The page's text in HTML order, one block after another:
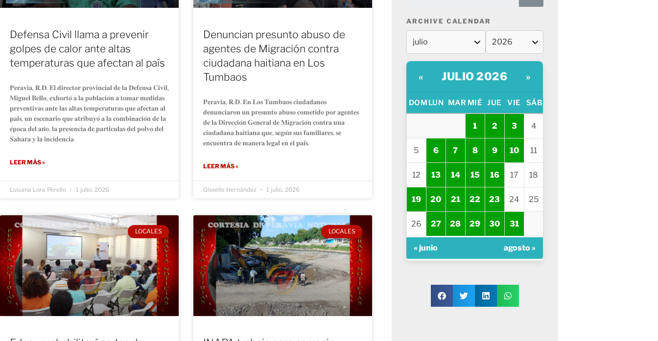
Defensa Civil llama a prevenir
golpes de calor ante altas
temperaturas que afectan al país
𝐏𝐞𝐫𝐚𝐯𝐢𝐚, 𝐑.𝐃. 𝐄𝐥 𝐝𝐢𝐫𝐞𝐜𝐭𝐨𝐫 𝐩𝐫𝐨𝐯𝐢𝐧𝐜𝐢𝐚𝐥 𝐝𝐞 𝐥𝐚 𝐃𝐞𝐟𝐞𝐧𝐬𝐚 𝐂𝐢𝐯𝐢𝐥,
𝐌𝐢𝐠𝐮𝐞𝐥 𝐁𝐞𝐥𝐥𝐨, 𝐞𝐱𝐡𝐨𝐫𝐭𝐨́ 𝐚 𝐥𝐚 𝐩𝐨𝐛𝐥𝐚𝐜𝐢𝐨́𝐧 𝐚 𝐭𝐨𝐦𝐚𝐫 𝐦𝐞𝐝𝐢𝐝𝐚𝐬
𝐩𝐫𝐞𝐯𝐞𝐧𝐭𝐢𝐯𝐚𝐬 𝐚𝐧𝐭𝐞 𝐥𝐚𝐬 𝐚𝐥𝐭𝐚𝐬 𝐭𝐞𝐦𝐩𝐞𝐫𝐚𝐭𝐮𝐫𝐚𝐬 𝐪𝐮𝐞 𝐚𝐟𝐞𝐜𝐭𝐚𝐧 𝐚𝐥
𝐩𝐚𝐢́𝐬, 𝐮𝐧 𝐞𝐬𝐜𝐞𝐧𝐚𝐫𝐢𝐨 𝐪𝐮𝐞 𝐚𝐭𝐫𝐢𝐛𝐮𝐲𝐨́ 𝐚 𝐥𝐚 𝐜𝐨𝐦𝐛𝐢𝐧𝐚𝐜𝐢𝐨́𝐧 𝐝𝐞 𝐥𝐚
𝐞́𝐩𝐨𝐜𝐚 𝐝𝐞𝐥 𝐚𝐧̃𝐨, 𝐥𝐚 𝐩𝐫𝐞𝐬𝐞𝐧𝐜𝐢𝐚 𝐝𝐞 𝐩𝐚𝐫𝐭𝐢́𝐜𝐮𝐥𝐚𝐬 𝐝𝐞𝐥 𝐩𝐨𝐥𝐯𝐨 𝐝𝐞𝐥
𝐒𝐚𝐡𝐚𝐫𝐚 𝐲 𝐥𝐚 𝐢𝐧𝐜𝐢𝐝𝐞𝐧𝐜𝐢𝐚
LEER MÁS »
Luisana Lora Perello 1 julio, 2026
Denuncian presunto abuso de
agentes de Migración contra
ciudadana haitiana en Los
Tumbaos
𝐏𝐞𝐫𝐚𝐯𝐢𝐚, 𝐑.𝐃. 𝐄𝐧 𝐋𝐨𝐬 𝐓𝐮𝐦𝐛𝐚𝐨𝐬 𝐜𝐢𝐮𝐝𝐚𝐝𝐚𝐧𝐨𝐬
𝐝𝐞𝐧𝐮𝐧𝐜𝐢𝐚𝐫𝐨𝐧 𝐮𝐧 𝐩𝐫𝐞𝐬𝐮𝐧𝐭𝐨 𝐚𝐛𝐮𝐬𝐨 𝐜𝐨𝐦𝐞𝐭𝐢𝐝𝐨 𝐩𝐨𝐫 𝐚𝐠𝐞𝐧𝐭𝐞𝐬
𝐝𝐞 𝐥𝐚 𝐃𝐢𝐫𝐞𝐜𝐜𝐢𝐨́𝐧 𝐆𝐞𝐧𝐞𝐫𝐚𝐥 𝐝𝐞 𝐌𝐢𝐠𝐫𝐚𝐜𝐢𝐨́𝐧 𝐜𝐨𝐧𝐭𝐫𝐚 𝐮𝐧𝐚
𝐜𝐢𝐮𝐝𝐚𝐝𝐚𝐧𝐚 𝐡𝐚𝐢𝐭𝐢𝐚𝐧𝐚 𝐪𝐮𝐞, 𝐬𝐞𝐠𝐮́𝐧 𝐬𝐮𝐬 𝐟𝐚𝐦𝐢𝐥𝐢𝐚𝐫𝐞𝐬, 𝐬𝐞
𝐞𝐧𝐜𝐮𝐞𝐧𝐭𝐫𝐚 𝐝𝐞 𝐦𝐚𝐧𝐞𝐫𝐚 𝐥𝐞𝐠𝐚𝐥 𝐞𝐧 𝐞𝐥 𝐩𝐚𝐢́𝐬.
LEER MÁS »
Gisselle Hernández 1 julio, 2026
LOCALES LOCALES
ARCHIVE CALENDAR
« JULIO 2026 »
DOM LUN MAR MIÉ JUE VIE SÁB
1 2 3 4
5 6 7 8 9 10 11
12 13 14 15 16 17 18
19 20 21 22 23 24 25
26 27 28 29 30 31
« junio agosto »